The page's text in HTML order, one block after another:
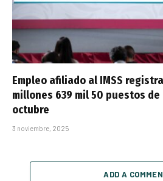
Empleo afiliado al IMSS
millones 639 mil 50 puestos de
octubre
3 noviembre, 2025
ADD A